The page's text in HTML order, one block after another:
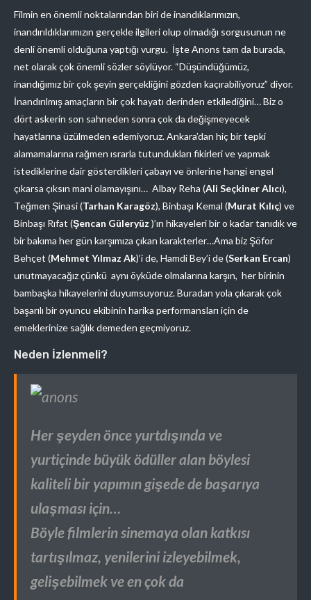
Filmin en önemli noktalarından biri de inandıklarımızın,
inandırıldıklarımızın gerçekle ilgileri olup olmadığı sorgusunun ne
denli önemli olduğuna yaptığı vurgu. İşte Anons tam da burada,
net olarak çok önemli sözler söylüyor. “Düşündüğümüz,
inandığımız bir çok şeyin gerçekliğini gözden kaçırabiliyoruz” diyor.
İnandırılmış amaçların bir çok hayatı derinden etkilediğini… Biz o
dört askerin son sahneden sonra çok da değişmeyecek
hayatlarına üzülmeden edemiyoruz. Ankara’dan hiç bir tepki
alamamalarına rağmen ısrarla tutundukları fikirleri ve yapmak
istediklerine dair gösterdikleri çabayı ve önlerine hangi engel
çıkarsa çıksın mani olamayışını… Albay Reha (Ali Seçkiner Alıcı),
Teğmen Şinasi (Tarhan Karagöz), Binbaşı Kemal (Murat Kılıç) ve
Binbaşı Rıfat (Şencan Güleryüz )’ın hikayeleri bir o kadar tanıdık ve
bir bakıma her gün karşımıza çıkan karakterler…Ama biz Şöfor
Behçet (Mehmet Yılmaz Ak)’i de, Hamdi Bey’i de (Serkan Ercan)
unutmayacağız çünkü aynı öyküde olmalarına karşın, her birinin
bambaşka hikayelerini duyumsuyoruz. Buradan yola çıkarak çok
başarılı bir oyuncu ekibinin harika performansları için de
emeklerinize sağlık demeden geçmiyoruz.
Neden İzlenmeli?
Her şeyden önce yurtdışında ve
yurtiçinde büyük ödüller alan böylesi
kaliteli bir yapımın gişede de başarıya
ulaşması için…
Böyle filmlerin sinemaya olan katkısı
tartışılmaz, yenilerini izleyebilmek,
gelişebilmek ve en çok da